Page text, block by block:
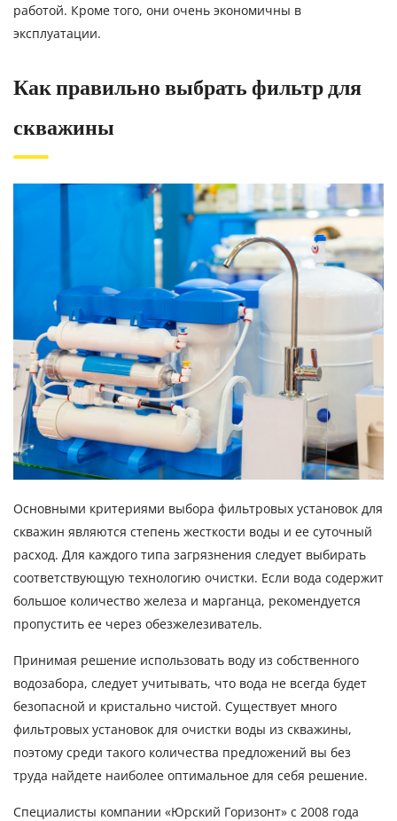
работой. Кроме того, они очень экономичны в
эксплуатации.
Как правильно выбрать фильтр для
скважины
Основными критериями выбора фильтровых установок для
скважин являются степень жесткости воды и ее суточный
расход. Для каждого типа загрязнения следует выбирать
соответствующую технологию очистки. Если вода содержит
большое количество железа и марганца, рекомендуется
пропустить ее через обезжелезиватель.
Принимая решение использовать воду из собственного
водозабора, следует учитывать, что вода не всегда будет
безопасной и кристально чистой. Существует много
фильтровых установок для очистки воды из скважины,
поэтому среди такого количества предложений вы без
труда найдете наиболее оптимальное для себя решение.
Специалисты компании «Юрский Горизонт» с 2008 года